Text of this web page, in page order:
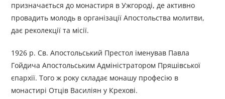
призначається до монастиря в Ужгороді, де активно
провадить молодь в організації Апостольства молитви,
дає реколекції та місії.
1926 р. Св. Апостольський Престол іменував Павла
Гойдича Апостольським Адміністратором Пряшівської
єпархії. Того ж року складає монашу професію в
монастирі Отців Василіян у Крехові.